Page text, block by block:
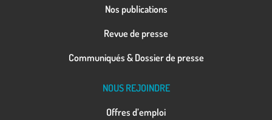
Nos publications
Revue de presse
Communiqués & Dossier de presse
NOUS REJOINDRE
Offres d’emploi